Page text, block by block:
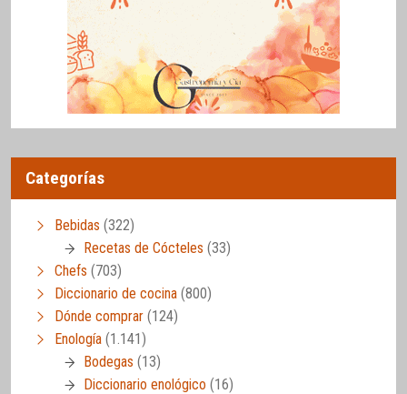
Categorías
Bebidas (322)
Recetas de Cócteles (33)
Chefs (703)
Diccionario de cocina (800)
Dónde comprar (124)
Enología (1.141)
Bodegas (13)
Diccionario enológico (16)